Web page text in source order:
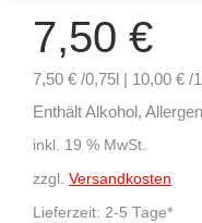
7,50 €
7,50 € /0,75l | 10,00 € /
Enthält Alkohol,
inkl. 19 % MwSt.
zzgl. Versandkosten
Lieferzeit: 2-5 Tage*